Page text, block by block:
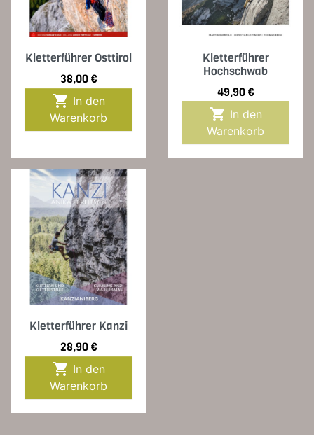
Kletterführer Osttirol
Preis
38,00 €

Warenkorb
Kletterführer
Hochschwab
Preis
49,90 €

Warenkorb
Kletterführer Kanzi
Preis
28,90 €

Warenkorb